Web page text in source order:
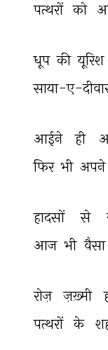
पत्थरों को
धूप की यूरिश
साया-ए-
आईने ही
फिर भी अपने
हादसों से
आज भी वैसा
रोज़ ज़ख़्मी
पत्थरों के